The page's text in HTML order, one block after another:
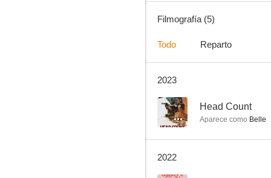
Filmografía (5)
Todo Reparto
2023
-- Head Count
Aparece como Belle
2022